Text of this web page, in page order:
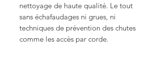
nettoyage de haute qualité. Le tout
sans échafaudages ni grues, ni
techniques de prévention des chutes
comme les accès par corde.